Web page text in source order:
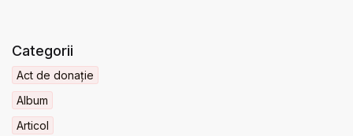
Categorii
Act de donație
Album
Articol